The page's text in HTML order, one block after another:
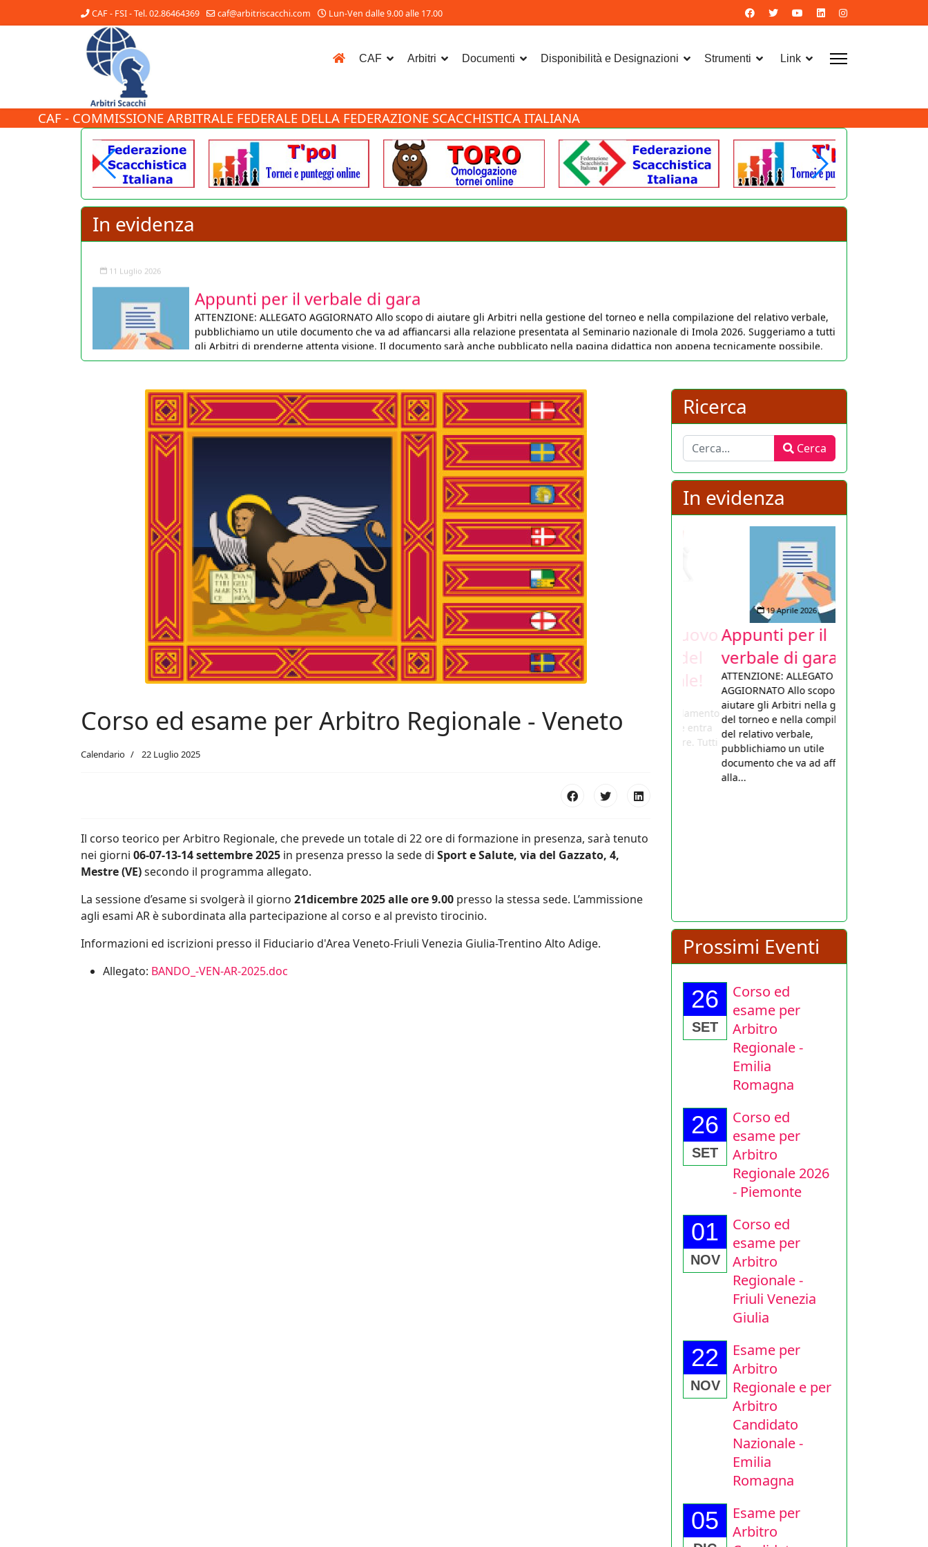
CAF - FSI - Tel. 02.86464369 caf@arbitriscacchi.com Lun-Ven dalle 9.00 alle 17.00
CAF Arbitri Documenti Disponibilità e Designazioni Strumenti Link
CAF - COMMISSIONE ARBITRALE FEDERALE DELLA FEDERAZIONE SCACCHISTICA ITALIANA
In evidenza
19 Aprile 2026
pubblichiamo un utile documento che va ad affiancarsi alla relazione presentata al Seminario nazionale di Imola 2026. Suggeriamo a tutti
gli Arbitri di prenderne attenta visione. Il documento sarà anche pubblicato nella pagina didattica non appena tecnicamente possibile.
Corso ed esame per Arbitro Regionale - Veneto
Calendario 22 Luglio 2025
Il corso teorico per Arbitro Regionale, che prevede un totale di 22 ore di formazione in presenza, sarà tenuto
nei giorni 06-07-13-14 settembre 2025 in presenza presso la sede di Sport e Salute, via del Gazzato, 4,
Mestre (VE)secondo il programma allegato.
La sessione d’esame si svolgerà il giorno 21dicembre 2025 alle ore 9.00 presso la stessa sede. L’ammissione
agli esami AR è subordinata alla partecipazione al corso e al previsto tirocinio.
Informazioni ed iscrizioni presso il Fiduciario d'Area Veneto-Friuli Venezia Giulia-Trentino Alto Adige.
Allegato: BANDO_-VEN-AR-2025.doc
Ricerca
Cerca Cerca
In evidenza
19 Aprile 2026
Appunti per il
verbale di gara
ATTENZIONE: ALLEGATO
AGGIORNATO Allo scopo di
aiutare gli Arbitri nella gestione
del torneo e nella compilazione
del relativo verbale,
pubblichiamo un utile
documento che va ad affiancarsi
Prossimi Eventi
26
SET
Corso ed
esame per
Arbitro
Regionale -
Emilia
Romagna
26
SET
Corso ed
esame per
Arbitro
Regionale 2026
- Piemonte
01
NOV
Corso ed
esame per
Arbitro
Regionale -
Friuli Venezia
Giulia
22
NOV
Esame per
Arbitro
Regionale e per
Arbitro
Candidato
Nazionale -
Emilia
Romagna
05
Esame per
Arbitro